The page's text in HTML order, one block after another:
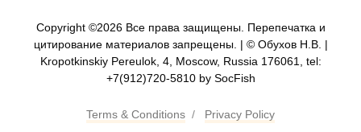
Copyright ©2026 Все права защищены. Перепечатка и
цитирование материалов запрещены. | © Обухов Н.В. |
Kropotkinskiy Pereulok, 4, Moscow, Russia 176061, tel:
+7(912)720-5810 by SocFish
Terms & Conditions / Privacy Policy